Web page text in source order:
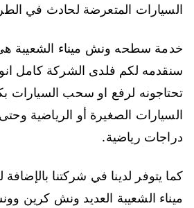
السيارات المتعرضة لحادث في
خدمة سطحه ونش ميناء الشعيبة
سنقدمه لكم فلدى الشركة كامل
تحتاجونه لرفع او سحب السيارات
السيارات الصغيرة أو الرياضية
دراجات رياضية.
كما يتوفر لدينا في شركتنا
ميناء الشعيبة العديد ونش كرين